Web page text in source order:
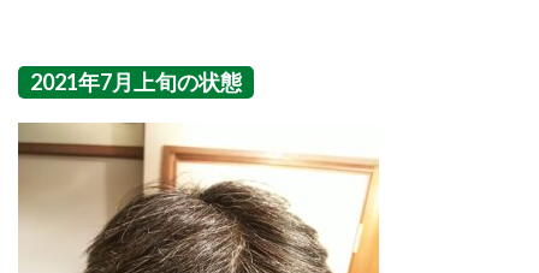
2021年7月上旬の状態